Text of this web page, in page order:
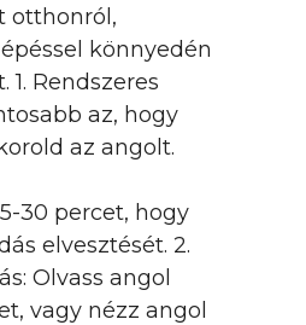
otthonról,
könnyedén
Rendszeres
az, hogy
az angolt.
30 percet, hogy
elvesztését. 2.
Olvass angol
vagy nézz angol